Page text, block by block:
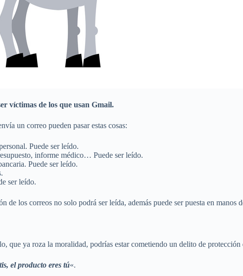
víctimas de los que usan Gmail.
un correo pueden pasar estas cosas:
Puede ser leído.
informe médico… Puede ser leído.
Puede ser leído.
ser leído.
de los correos no solo podrá ser leída, además puede ser puesta en manos
que ya roza la moralidad, podrías estar cometiendo un delito de protección
el producto eres tú«.